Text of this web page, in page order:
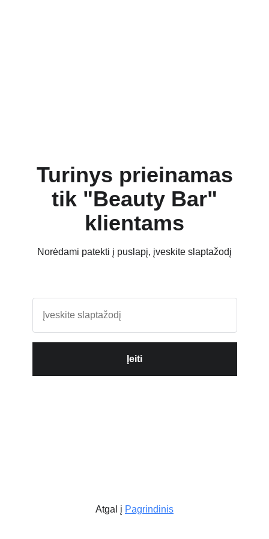
Turinys prieinamas
tik "Beauty Bar"
klientams
Norėdami patekti į puslapį, įveskite slaptažodį
Įeiti
Atgal į Pagrindinis